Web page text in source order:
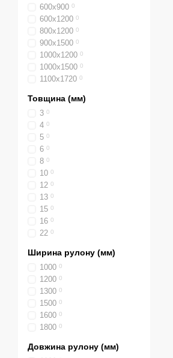
600х900 0
600х1200 0
800х1200 0
900х1500 0
1000х1200 0
1000х1500 0
1100х1720 0
Товщина (мм)
3 0
4 0
5 0
6 0
8 0
10 0
12 0
13 0
15 0
16 0
22 0
Ширина рулону (мм)
1000 0
1200 0
1300 0
1500 0
1600 0
1800 0
Довжина рулону (мм)